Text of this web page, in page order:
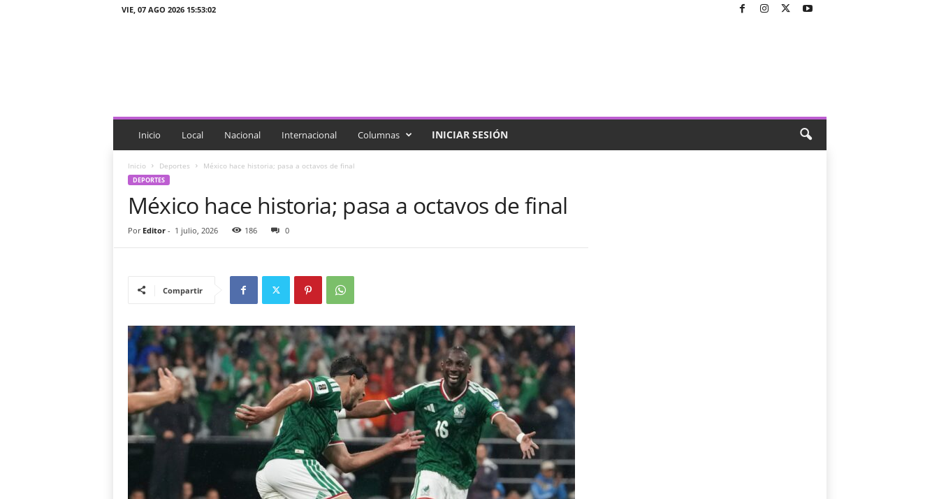
VIE, 07 AGO 2026 15:53:02
c
a
Inicio Local Nacional Internacional Columnas INICIAR SESIÓN
Inicio Deportes México hace historia; pasa a octavos de final
DEPORTES
México hace historia; pasa a octavos de final
Por Editor- 1 julio, 2026 186 0
Compartir